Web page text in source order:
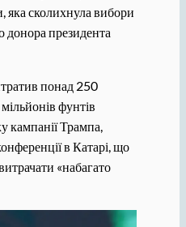
яка сколихнула вибори
донора президента
понад 250
фунтів
кампанії Трампа,
в Катарі, що
«набагато